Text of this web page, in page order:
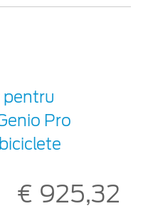
Pro
€ 925,32